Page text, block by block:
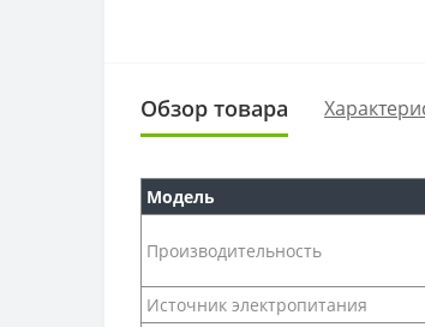
Обзор товара
Модель
Производительность
Источник электропитания